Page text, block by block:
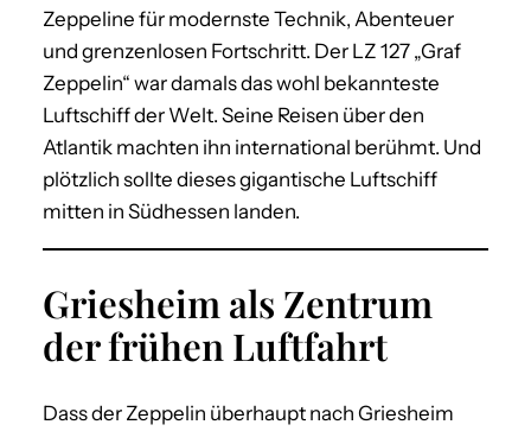
Zeppeline für modernste Technik, Abenteuer
und grenzenlosen Fortschritt. Der LZ 127 „Graf
Zeppelin“ war damals das wohl bekannteste
Luftschiff der Welt. Seine Reisen über den
Atlantik machten ihn international berühmt. Und
plötzlich sollte dieses gigantische Luftschiff
mitten in Südhessen landen.
Griesheim als Zentrum
der frühen Luftfahrt
Dass der Zeppelin überhaupt nach Griesheim